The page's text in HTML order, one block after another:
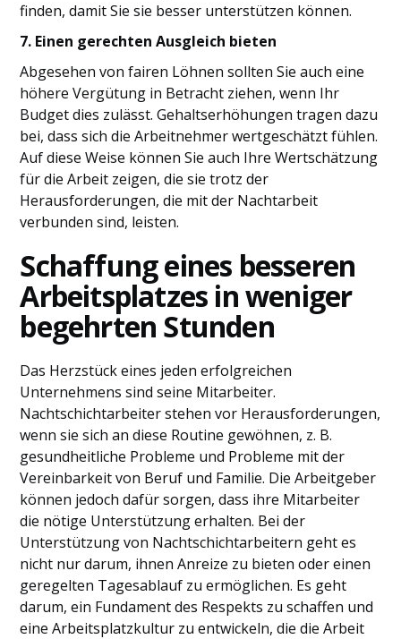
finden, damit Sie sie besser unterstützen können.
7. Einen gerechten Ausgleich bieten
Abgesehen von fairen Löhnen sollten Sie auch eine
höhere Vergütung in Betracht ziehen, wenn Ihr
Budget dies zulässt. Gehaltserhöhungen tragen dazu
bei, dass sich die Arbeitnehmer wertgeschätzt fühlen.
Auf diese Weise können Sie auch Ihre Wertschätzung
für die Arbeit zeigen, die sie trotz der
Herausforderungen, die mit der Nachtarbeit
verbunden sind, leisten.
Schaffung eines besseren
Arbeitsplatzes in weniger
begehrten Stunden
Das Herzstück eines jeden erfolgreichen
Unternehmens sind seine Mitarbeiter.
Nachtschichtarbeiter stehen vor Herausforderungen,
wenn sie sich an diese Routine gewöhnen, z. B.
gesundheitliche Probleme und Probleme mit der
Vereinbarkeit von Beruf und Familie. Die Arbeitgeber
können jedoch dafür sorgen, dass ihre Mitarbeiter
die nötige Unterstützung erhalten. Bei der
Unterstützung von Nachtschichtarbeitern geht es
nicht nur darum, ihnen Anreize zu bieten oder einen
geregelten Tagesablauf zu ermöglichen. Es geht
darum, ein Fundament des Respekts zu schaffen und
eine Arbeitsplatzkultur zu entwickeln, die die Arbeit